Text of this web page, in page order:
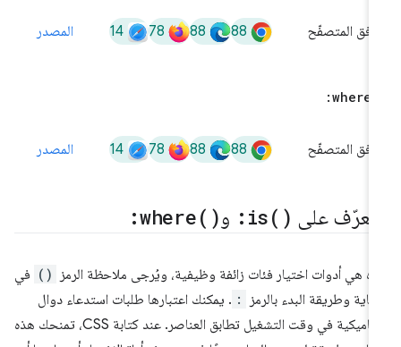
المتصفّح 88
88
78
14 المصدر
:where(
المتصفّح 88
88
78
14 المصدر
على :is( ) و :where( )
هي أدوات اختيار فئات زائفة وظيفية، ويُرجى ملاحظة الرمز ()
في
وطريقة البدء بالرمز : . يمكنك اعتبارها طلبات استدعاء دوال
ديناميكية في وقت التشغيل تطابق العناصر. عند كتابة CSS، تمنحك هذه